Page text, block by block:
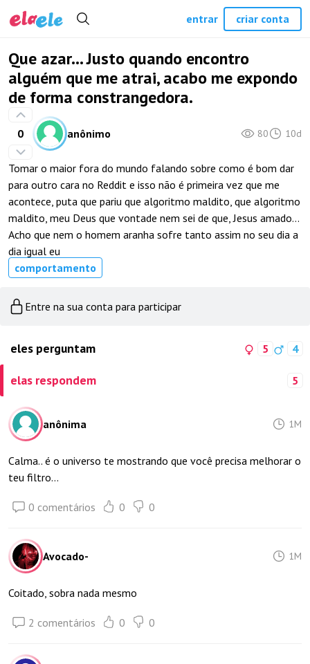
Que azar... Justo quando encontro
alguém que me atrai, acabo me expondo
de forma constrangedora.
0 anônimo 80 10d
Tomar o maior fora do mundo falando sobre como é bom dar
para outro cara no Reddit e isso não é primeira vez que me
acontece, puta que pariu que algoritmo maldito, que algoritmo
maldito, meu Deus que vontade nem sei de que, Jesus amado...
Acho que nem o homem aranha sofre tanto assim no seu dia a
dia igual eu
comportamento
Entre na sua conta para participar
eles perguntam 5 4
elas respondem 5
anônima 1M
Calma.. é o universo te mostrando que você precisa melhorar o
teu filtro...
0 comentários 0 0
Avocado- 1M
Coitado, sobra nada mesmo
2 comentários 0 0
entrar criar conta